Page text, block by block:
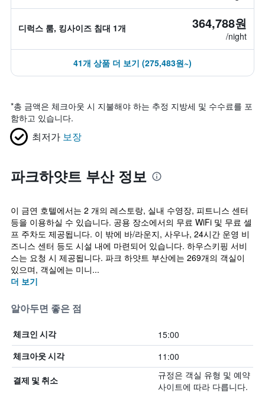
디럭스 룸, 킹사이즈 침대 1개 364,788원
/night
41개 상품 더 보기 (275,483원~)
*총 금액은 체크아웃 시 지불해야 하는 추정 지방세 및 수수료를 포
함하고 있습니다.
최저가 보장
파크하얏트 부산 정보
이 금연 호텔에서는 2 개의 레스토랑, 실내 수영장, 피트니스 센터
등을 이용하실 수 있습니다. 공용 장소에서의 무료 WiFi 및 무료 셀
프 주차도 제공됩니다. 이 밖에 바/라운지, 사우나, 24시간 운영 비
즈니스 센터 등도 시설 내에 마련되어 있습니다. 하우스키핑 서비
스는 요청 시 제공됩니다. 파크 하얏트 부산에는 269개의 객실이
있으며, 객실에는 미니...
더 보기
알아두면 좋은 점
체크인 시각 15:00
체크아웃 시각 11:00
결제 및 취소
규정은 객실 유형 및 예약
사이트에 따라 다릅니다.